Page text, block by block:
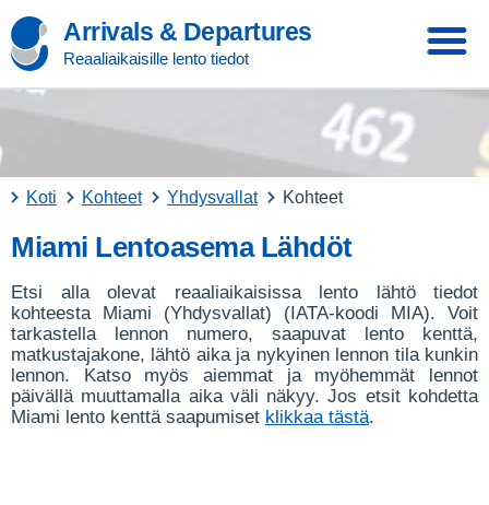
Arrivals & Departures
Reaaliaikaisille lento tiedot
Koti Kohteet Yhdysvallat Kohteet
Miami Lentoasema Lähdöt
Etsi alla olevat reaaliaikaisissa lento lähtö tiedot
kohteesta Miami (Yhdysvallat) (IATA-koodi MIA). Voit
tarkastella lennon numero, saapuvat lento kenttä,
matkustajakone, lähtö aika ja nykyinen lennon tila kunkin
lennon. Katso myös aiemmat ja myöhemmät lennot
päivällä muuttamalla aika väli näkyy. Jos etsit kohdetta
Miami lento kenttä saapumiset klikkaa tästä.